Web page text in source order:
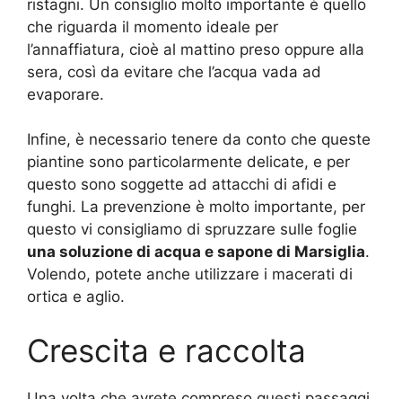
ristagni. Un consiglio molto importante è quello
che riguarda il momento ideale per
l’annaffiatura, cioè al mattino preso oppure alla
sera, così da evitare che l’acqua vada ad
evaporare.
Infine, è necessario tenere da conto che queste
piantine sono particolarmente delicate, e per
questo sono soggette ad attacchi di afidi e
funghi. La prevenzione è molto importante, per
questo vi consigliamo di spruzzare sulle foglie
una soluzione di acqua e sapone di Marsiglia.
Volendo, potete anche utilizzare i macerati di
ortica e aglio.
Crescita e raccolta